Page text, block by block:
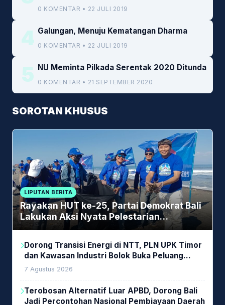
Kemenkeu
0 KOMENTAR • 22 JULI 2019
4 Galungan, Menuju Kematangan Dharma
0 KOMENTAR • 22 JULI 2019
5 NU Meminta Pilkada Serentak 2020 Ditunda
0 KOMENTAR • 21 SEPTEMBER 2020
SOROTAN KHUSUS
LIPUTAN BERITA
Rayakan HUT ke-25, Partai Demokrat Bali
Lakukan Aksi Nyata Pelestarian
Lingkungan
Dorong Transisi Energi di NTT, PLN UPK Timor
dan Kawasan Industri Bolok Buka Peluang
Investasi Woodchip untuk Cofiring PLTU Bolok
7 Agustus 2026
Terobosan Alternatif Luar APBD, Dorong Bali
Jadi Percontohan Nasional Pembiayaan Daerah